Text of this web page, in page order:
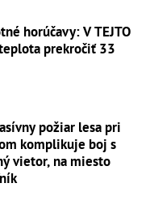
horúčavy: V TEJTO
prekročiť 33
požiar lesa pri
komplikuje boj s
na miesto